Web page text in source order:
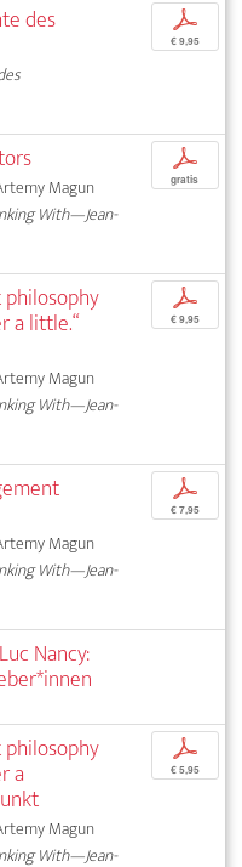
des p
€ 9,95
Magun
With—Jean-
p
gratis
a little.“
Magun
With—Jean-
p
€ 9,95
Magun
With—Jean-
p
€ 7,95
Nancy:
a
Magun
With—Jean-
p
€ 5,95